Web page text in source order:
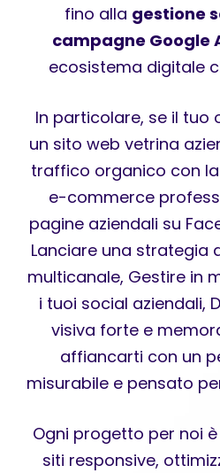
fino alla gestione
campagne Google
ecosistema digitale
In particolare, se il tuo
un sito web vetrina
traffico organico con la
e-commerce
pagine aziendali su
Lanciare una strategia
multicanale, Gestire in
i tuoi social aziendali,
visiva forte e
affiancarti con un
misurabile e pensato
Ogni progetto per noi
siti responsive,